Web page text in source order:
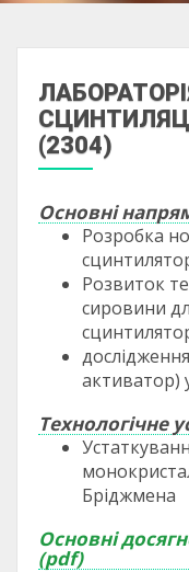
(2304)
Основні
Розробка
Розвиток
сировини
активатор)
Технологічне
Бріджмена
Основнi
(pdf)